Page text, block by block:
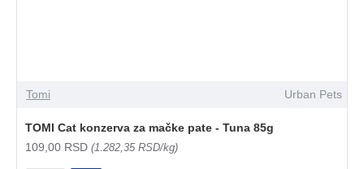
Tomi Urban Pets
TOMI Cat konzerva za mačke pate - Tuna 85g
109,00 RSD (1.282,35 RSD/kg)